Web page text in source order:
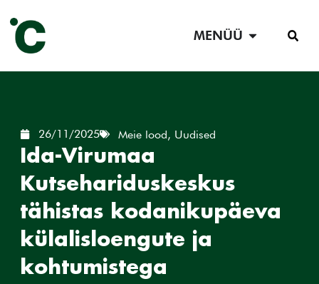
MENÜÜ
26/11/2025 Meie lood, Uudised
Ida-Virumaa
Kutsehariduskeskus
tähistas kodanikupäeva
külalisloengute ja
kohtumistega